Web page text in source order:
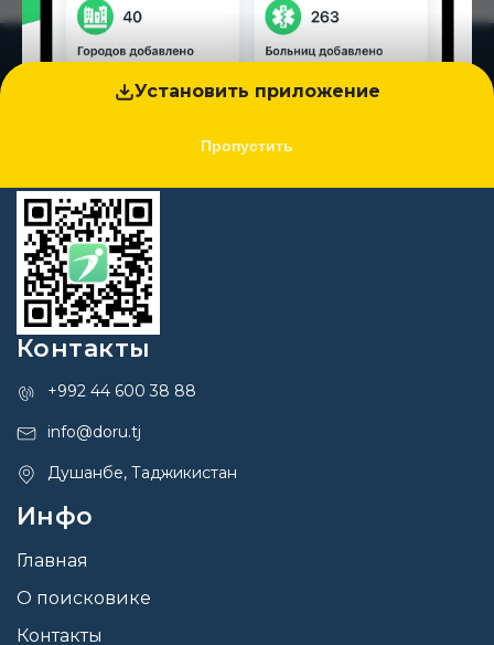
Установить приложение
Пропустить
Контакты
+992 44 600 38 88
info@doru.tj
Душанбе, Таджикистан
Инфо
Главная
О поисковике
Контакты